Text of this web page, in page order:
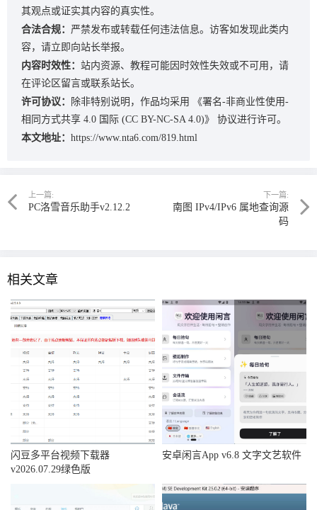
其观点或证实其内容的真实性。
合法合规： 严禁发布或转载任何违法信息。访客如发现此类内
容，请立即向站长举报。
内容时效性： 站内资源、教程可能因时效性失效或不可用，请
在评论区留言或联系站长。
许可协议：
除非特别说明，作品均采用
《署名-非商业性使用-
相同方式共享 4.0 国际 (CC BY-NC-SA 4.0)》
协议进行许可。
本文地址： https://www.nta6.com/819.html
上一篇:
PC洛雪音乐助手v2.12.2
下一篇:
南图 IPv4/IPv6 属地查询源
码
相关文章
闪豆多平台视频下载器
v2026.07.29绿色版
安卓闲言App v6.8 文字文艺软件